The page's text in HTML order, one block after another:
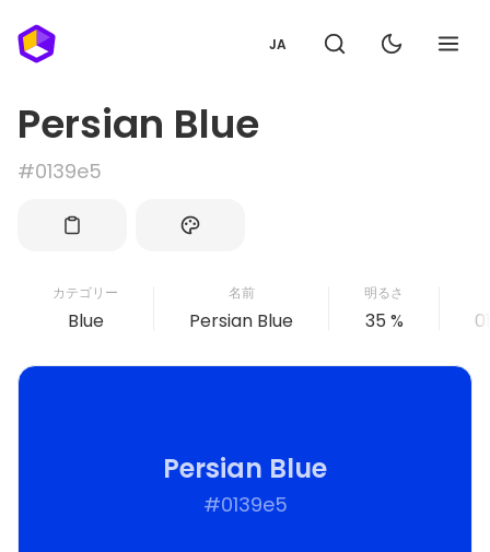
JA
Persian Blue
#0139e5
カテゴリー
Blue
名前
Persian Blue
明るさ
35 %
Persian Blue
#0139e5